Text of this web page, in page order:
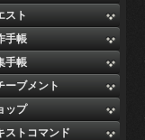
スト
手帳
手帳
ーブメント
ップ
ストコマンド